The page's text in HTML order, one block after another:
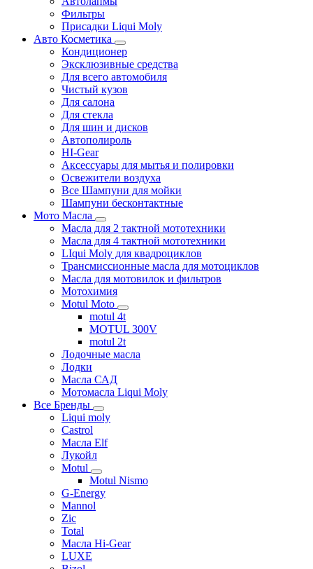
Фильтры
Присадки Liqui Moly
Авто Косметика
Кондиционер
Эксклюзивные средства
Для всего автомобиля
Чистый кузов
Для салона
Для стекла
Для шин и дисков
Автополироль
HI-Gear
Аксессуары для мытья и полировки
Освежители воздуха
Все Шампуни для мойки
Шампуни бесконтактные
Мото Масла
Масла для 2 тактной мототехники
Масла для 4 тактной мототехники
LIqui Moly для квадроциклов
Трансмиссионные масла для мотоциклов
Масла для мотовилок и фильтров
Мотохимия
Motul Moto
motul 4t
MOTUL 300V
motul 2t
Лодочные масла
Лодки
Масла САД
Мотомасла Liqui Moly
Все Бренды
Liqui moly
Castrol
Масла Elf
Лукойл
Motul
Motul Nismo
G-Energy
Mannol
Zic
Total
Масла Hi-Gear
LUXE